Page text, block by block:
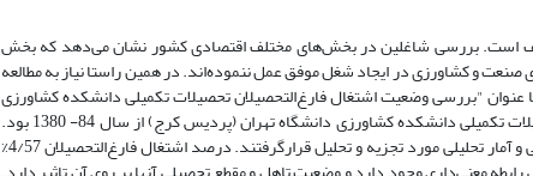
است. بررسی شاغلین در بخش‌های مختلف اقتصادی کشور نشان می‌دهد که بخش
و کشاورزی در ایجاد شغل موفق عمل ننموده‌اند. در همین راستا نیاز به مطالعه
عنوان "بررسی وضعیت اشتغال فارغ‌التحصیلان تحصیلات تکمیلی دانشکده کشاورزی
دانشگاه تهران (پردیس کرج)" انجام شد. جامعه آماری این تحقیق شامل فارغ‌التحصیلان تحصیلات تکمیلی دانشکده کشاورزی دانشگاه تهران (پردیس کرج) از سال 84- 1380 بود.
تجزیه و تحلیل با 108 مورد نمونه انجام شد. داده‌های به دست آمده با استفاده از آمار توصیفی و آمار تحلیلی مورد تجزیه و تحلیل قرارگرفتند. درصد اشتغال فارغ‌التحصیلان 4/57%